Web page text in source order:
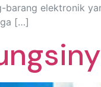
barang elektronik
[…]